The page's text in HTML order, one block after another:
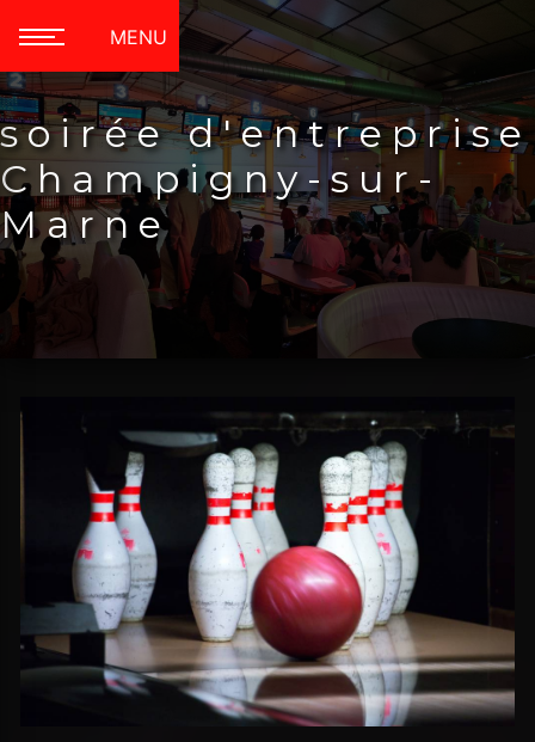
MENU
soirée d'entreprise
Champigny-sur-
Marne
Panneau de gestion des cookies